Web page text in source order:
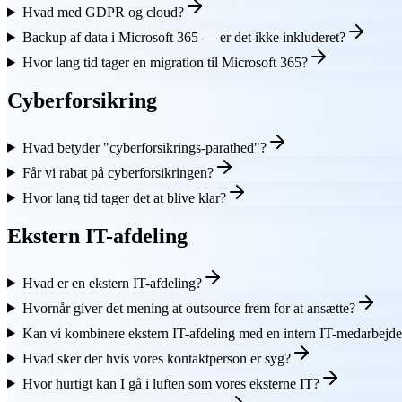
Hvad med GDPR og cloud?
Backup af data i Microsoft 365 — er det ikke inkluderet?
Hvor lang tid tager en migration til Microsoft 365?
Cyberforsikring
Hvad betyder "cyberforsikrings-parathed"?
Får vi rabat på cyberforsikringen?
Hvor lang tid tager det at blive klar?
Ekstern IT-afdeling
Hvad er en ekstern IT-afdeling?
Hvornår giver det mening at outsource frem for at ansætte?
Kan vi kombinere ekstern IT-afdeling med en intern IT-
Hvad sker der hvis vores kontaktperson er syg?
Hvor hurtigt kan I gå i luften som vores eksterne IT?